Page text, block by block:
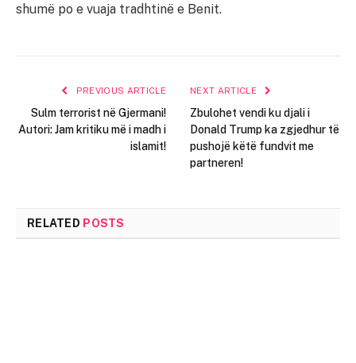
shumë po e vuaja tradhtinë e Benit.
PREVIOUS ARTICLE
Sulm terrorist në Gjermani!
Autori: Jam kritiku më i madh i
islamit!
NEXT ARTICLE
Zbulohet vendi ku djali i
Donald Trump ka zgjedhur të
pushojë këtë fundvit me
partneren!
RELATED POSTS